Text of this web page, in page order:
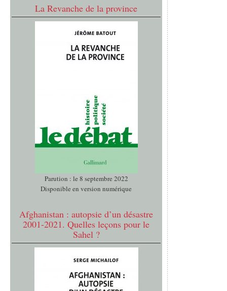
La Revanche de la province
Parution : le 8 septembre 2022
Disponible en version numérique
Afghanistan : autopsie d’un désastre
2001-2021. Quelles leçons pour le
Sahel ?